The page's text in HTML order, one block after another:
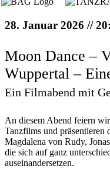
28. Januar 2026 //
Moon Dance –
Wuppertal –
Ein Filmabend mit
An diesem Abend feiern
Tanzfilms und präsentieren
Magdalena von Rudy,
die sich auf ganz
auseinandersetzen.